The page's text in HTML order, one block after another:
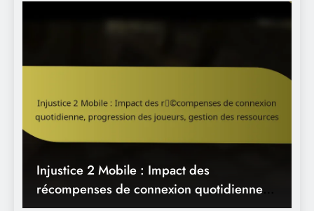
Injustice 2 Mobile : Récompenses des
jalons d’invasion, Éclats de personnage,